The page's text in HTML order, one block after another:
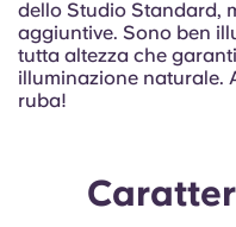
dello Studio Standard,
aggiuntive. Sono ben
tutta altezza che
illuminazione naturale.
ruba!